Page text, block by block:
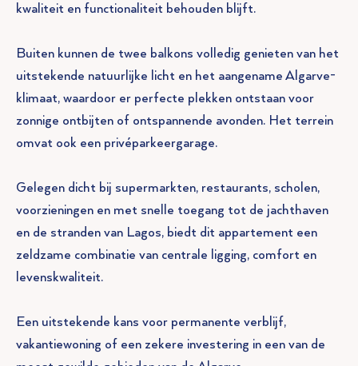
kwaliteit en functionaliteit behouden blijft.
Buiten kunnen de twee balkons volledig genieten van het
uitstekende natuurlijke licht en het aangename Algarve-
klimaat, waardoor er perfecte plekken ontstaan voor
zonnige ontbijten of ontspannende avonden. Het terrein
omvat ook een privéparkeergarage.
Gelegen dicht bij supermarkten, restaurants, scholen,
voorzieningen en met snelle toegang tot de jachthaven
en de stranden van Lagos, biedt dit appartement een
zeldzame combinatie van centrale ligging, comfort en
levenskwaliteit.
Een uitstekende kans voor permanente verblijf,
vakantiewoning of een zekere investering in een van de